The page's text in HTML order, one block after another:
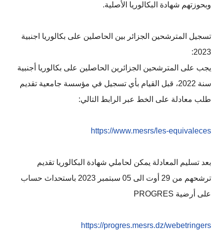
وبحوزتهم شهادة البكالوريا الأصلية.
تسجيل المترشحين الجزائر بين الحاصلين على بكالوريا اجنبية
2023:
يجب على المترشحين الجزائرين الحاصلين على بكالوريا أجنبية
سنة 2022، قبل القيام بأي تسجيل في مؤسسة جامعية تقديم
طلب معادلة على الخط عبر الرابط التالي:
https://www.mesrs/les-equivaleces
بعد تسليم المعادلة يمكن لحاملي شهادة البكالوريا تقديم
ترشحهم من 29 أوت الى 05 سبتمبر 2023 باستحداث حساب
على أرضية PROGRES
https://progres.mesrs.dz/webetringers